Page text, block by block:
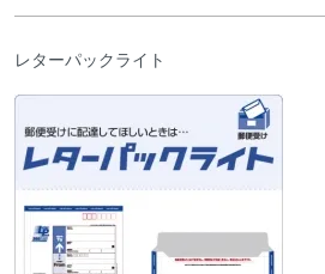
レターパックライト